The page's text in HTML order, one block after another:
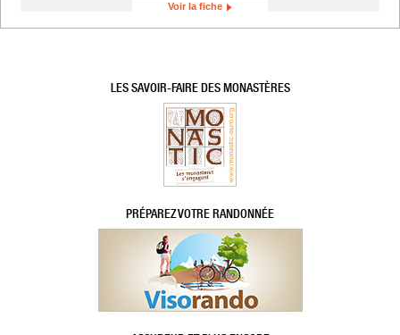
Voir la fiche
LES SAVOIR-FAIRE DES MONASTÈRES
PRÉPAREZ VOTRE RANDONNÉE